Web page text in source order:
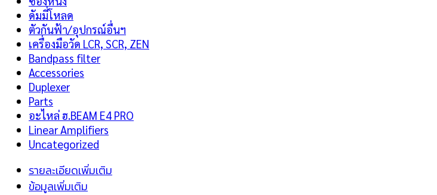
ดัมมี่โหลด
ตัวกันฟ้า/อุปกรณ์อื่นฯ
เครื่องมือวัด LCR, SCR, ZEN
Bandpass filter
Accessories
Duplexer
Parts
อะไหล่ ฮ.BEAM E4 PRO
Linear Amplifiers
Uncategorized
รายละเอียดเพิ่มเติม
ข้อมูลเพิ่มเติม